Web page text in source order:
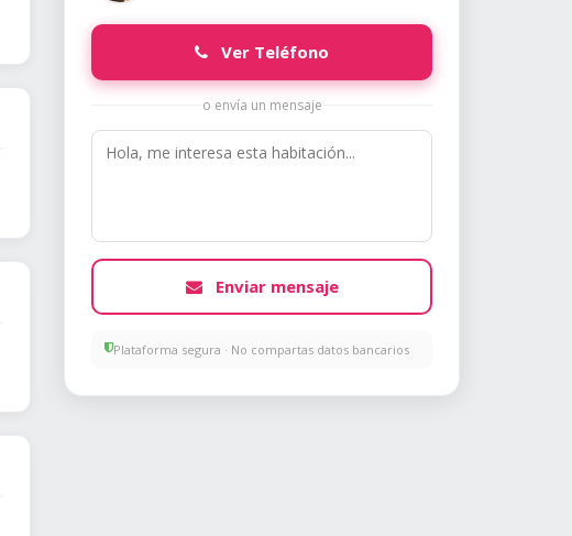
Ver Teléfono
o envía un mensaje
Enviar mensaje
Plataforma segura · No compartas datos bancarios